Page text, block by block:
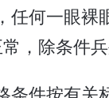
任何一眼裸
，除条件兵
件按有关